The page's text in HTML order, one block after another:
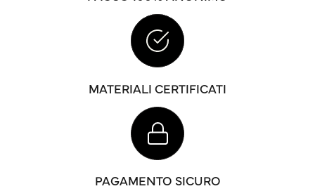
MATERIALI CERTIFICATI
PAGAMENTO SICURO